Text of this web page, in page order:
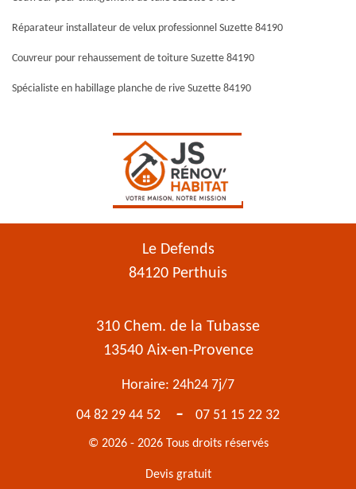
Réparateur installateur de velux professionnel Suzette 84190
Couvreur pour rehaussement de toiture Suzette 84190
Spécialiste en habillage planche de rive Suzette 84190
Le Defends
84120 Perthuis
310 Chem. de la Tubasse
13540 Aix-en-Provence
Horaire: 24h24 7j/7
04 82 29 44 52
- 07 51 15 22 32
© 2026 - 2026 Tous droits réservés
Devis gratuit